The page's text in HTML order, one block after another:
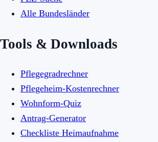
Alle Bundesländer
Tools & Downloads
Pflegegradrechner
Pflegeheim-Kostenrechner
Wohnform-Quiz
Antrag-Generator
Checkliste Heimaufnahme